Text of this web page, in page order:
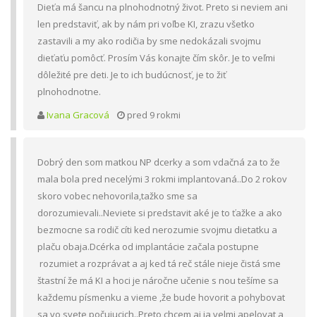
Dieťa má šancu na plnohodnotný život. Preto si neviem ani
len predstaviť, ak by nám pri voľbe KI, zrazu všetko
zastavili a my ako rodičia by sme nedokázali svojmu
dieťaťu pomôcť. Prosím Vás konajte čím skôr. Je to veľmi
dôležité pre deti. Je to ich budúcnosť, je to žiť
plnohodnotne.
Ivana Gracová
pred 9 rokmi
Dobrý den som matkou NP dcerky a som vdačná za to že
mala bola pred necelými 3 rokmi implantovaná..Do 2 rokov
skoro vobec nehovorila,tažko sme sa
dorozumievali..Neviete si predstavit aké je to ťažke a ako
bezmocne sa rodič cíti ked nerozumie svojmu dietatku a
plaču obaja.Dcérka od implantácie začala postupne
rozumiet a rozprávat a aj ked tá reč stále nieje čistá sme
štastní že má KI a hoci je náročne učenie s nou tešíme sa
každemu písmenku a vieme ,že bude hovorit a pohybovat
sa vo svete počujucich..Preto chcem aj ja velmi apelovat a